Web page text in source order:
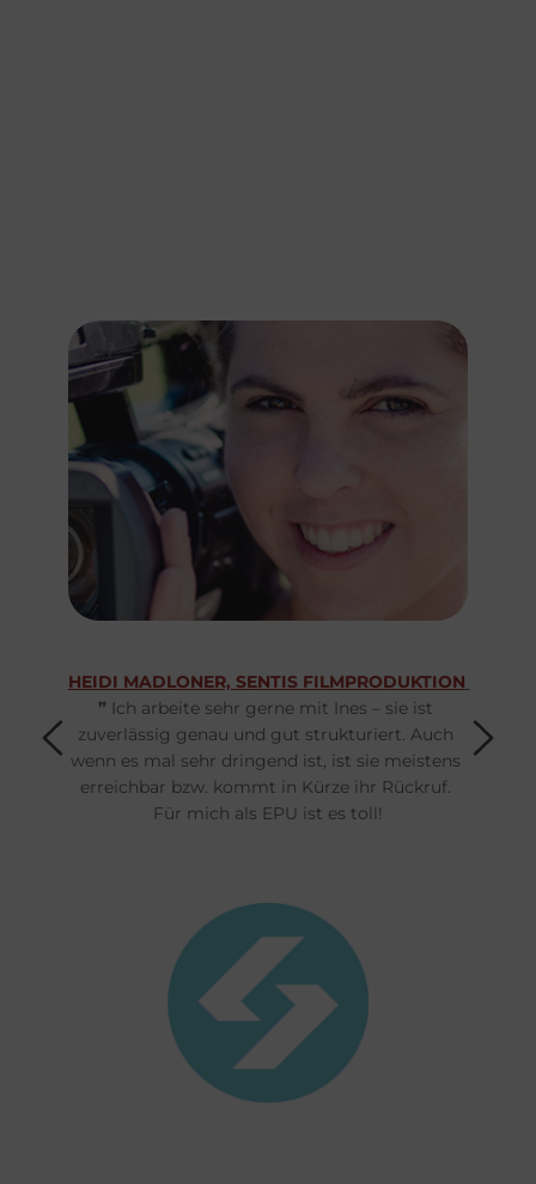
HEIDI MADLONER, SENTIS FILMPRODUKTION
” Ich arbeite sehr gerne mit Ines – sie ist
zuverlässig genau und gut strukturiert. Auch
wenn es mal sehr dringend ist, ist sie meistens
erreichbar bzw. kommt in Kürze ihr Rückruf.
Für mich als EPU ist es toll!